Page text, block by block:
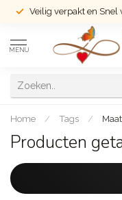
Veilig verpakt en Snel
MENU
Home / Tags /
Producten